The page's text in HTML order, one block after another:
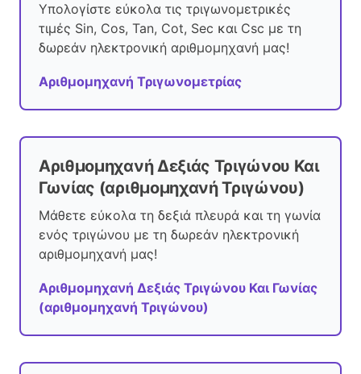
Υπολογίστε εύκολα τις τριγωνομετρικές
τιμές Sin, Cos, Tan, Cot, Sec και Csc με τη
δωρεάν ηλεκτρονική αριθμομηχανή μας!
Αριθμομηχανή Τριγωνομετρίας
Αριθμομηχανή Δεξιάς Τριγώνου Και
Γωνίας (αριθμομηχανή Τριγώνου)
Μάθετε εύκολα τη δεξιά πλευρά και τη γωνία
ενός τριγώνου με τη δωρεάν ηλεκτρονική
αριθμομηχανή μας!
Αριθμομηχανή Δεξιάς Τριγώνου Και Γωνίας
(αριθμομηχανή Τριγώνου)